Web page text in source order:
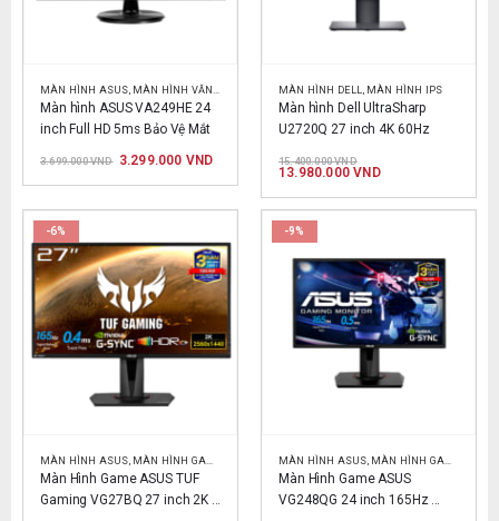
MÀN HÌNH ASUS MÀN HÌNH VĂN PHÒNG
Màn hình ASUS VA249HE 24
inch Full HD 5ms Bảo Vệ Mắt
3.699.000VND Giá
là:
3.299.000 VNDGiá
tại
3.299.000 VND.
MÀN HÌNH DELL MÀN HÌNH IPS
Màn hình Dell UltraSharp
U2720Q 27 inch 4K 60Hz
15.400.000VND
gốc
15.400.000 VND.
13.980.000VNDGiá
tại
là:
-6%
MÀN HÌNH ASUS MÀN HÌNH GAMMING
Màn Hình Game ASUS TUF
Gaming VG27BQ 27 inch 2K
-9%
MÀN HÌNH ASUS MÀN HÌNH GAMMING
Màn Hình Game ASUS
VG248QG 24 inch 165Hz